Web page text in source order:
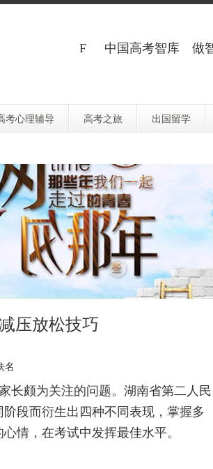
中国高考智库 做
考心理辅导 高考之旅 出国留学
压放松技巧
长颇为关注的问题。湖南省第二人民
段而衍生出四种不同表现，掌握多
情，在考试中发挥最佳水平。